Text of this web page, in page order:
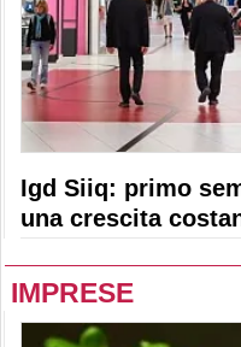
Igd Siiq: primo
una crescita
IMPRESE